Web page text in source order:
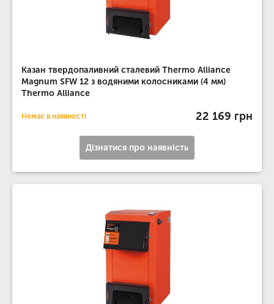
Казан твердопаливний сталевий Thermo Alliance
Magnum SFW 12 з водяними колосниками (4 мм)
Thermo Alliance
Немає в наявності 22 169 грн
Дізнатися про наявність